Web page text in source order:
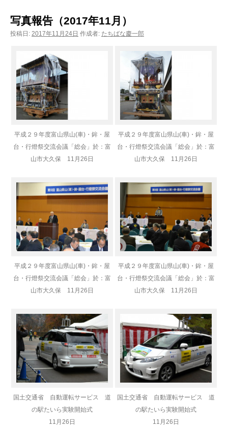
写真報告（2017年11月）
投稿日: 2017年11月24日 作成者: たちばな慶一郎
平成２９年度富山県山(車)・鉾・屋
台・行燈祭交流会議「総会」於：富
山市大久保 11月26日
平成２９年度富山県山(車)・鉾・屋
台・行燈祭交流会議「総会」於：富
山市大久保 11月26日
平成２９年度富山県山(車)・鉾・屋
台・行燈祭交流会議「総会」於：富
山市大久保 11月26日
平成２９年度富山県山(車)・鉾・屋
台・行燈祭交流会議「総会」於：富
山市大久保 11月26日
国土交通省 自動運転サービス 道
の駅たいら実験開始式
11月26日
国土交通省 自動運転サービス 道
の駅たいら実験開始式
11月26日